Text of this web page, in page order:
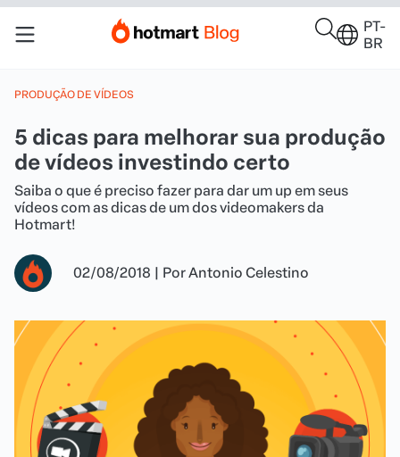
PT-
BR
PRODUÇÃO DE VÍDEOS
5 dicas para melhorar sua produção
de vídeos investindo certo
Saiba o que é preciso fazer para dar um up em seus
vídeos com as dicas de um dos videomakers da
Hotmart!
02/08/2018 | PorAntonio Celestino